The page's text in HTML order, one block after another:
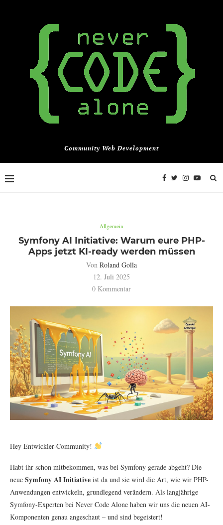
Community Web Development
Allgemein
Symfony AI Initiative: Warum eure PHP-
Apps jetzt KI-ready werden müssen
Von Roland Golla
12. Juli 2025
0 Kommentar
Hey Entwickler-Community!
Habt ihr schon mitbekommen, was bei Symfony gerade abgeht? Die
neue Symfony AI Initiative ist da und sie wird die Art, wie wir PHP-
Anwendungen entwickeln, grundlegend verändern. Als langjährige
Symfony-Experten bei Never Code Alone haben wir uns die neuen AI-
Komponenten genau angeschaut – und sind begeistert!